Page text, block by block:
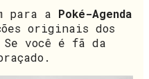
para a Poké-Agenda
originais dos
Se você é fã da